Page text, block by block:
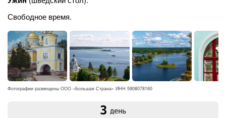
Свободное время.
Фотографии размещены ООО «Большая Страна» ИНН 5908078160
3 день